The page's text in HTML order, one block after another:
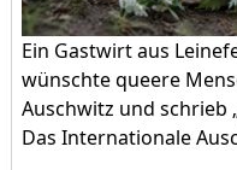
Ein Gastwirt aus
wünschte queere
Auschwitz und schrieb
Das Internationale